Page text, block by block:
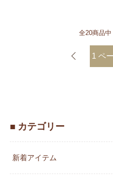
全20商品中
1 ペ
■ カテゴリー
新着アイテム